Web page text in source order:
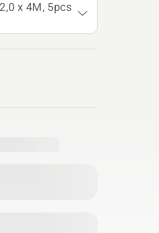
x 4M, 5pcs